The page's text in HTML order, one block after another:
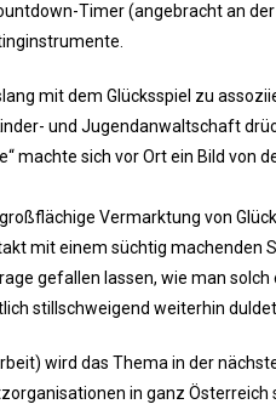
Timer (angebracht an
mit dem Glücksspiel zu
und Jugendanwaltschaft
machte sich vor Ort ein Bild von
Vermarktung von
mit einem süchtig machenden
gefallen lassen, wie man solch
stillschweigend weiterhin
wird das Thema in der
in ganz Österreich